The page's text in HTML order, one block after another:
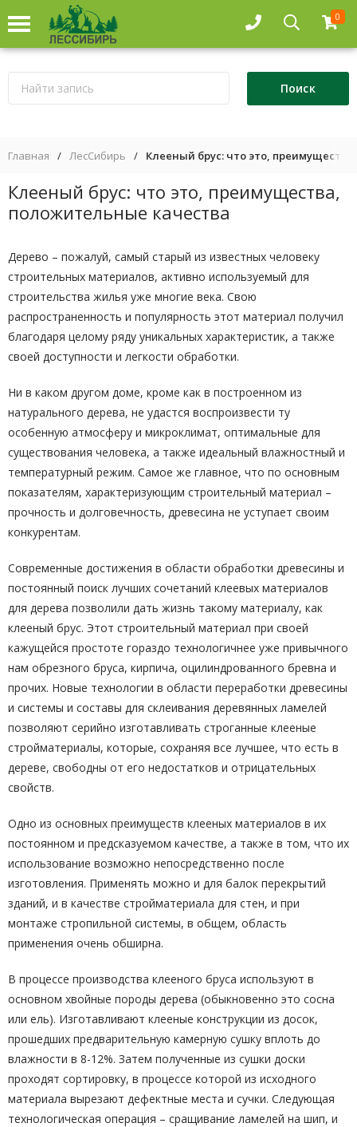
0
Главная / ЛесСибирь / Клееный брус: что это,
Клееный брус: что это, преимущества,
положительные качества
Дерево – пожалуй, самый старый из известных человеку
строительных материалов, активно используемый для
строительства жилья уже многие века. Свою
распространенность и популярность этот материал получил
благодаря целому ряду уникальных характеристик, а также
своей доступности и легкости обработки.
Ни в каком другом доме, кроме как в построенном из
натурального дерева, не удастся воспроизвести ту
особенную атмосферу и микроклимат, оптимальные для
существования человека, а также идеальный влажностный и
температурный режим. Самое же главное, что по основным
показателям, характеризующим строительный материал –
прочность и долговечность, древесина не уступает своим
конкурентам.
Современные достижения в области обработки древесины и
постоянный поиск лучших сочетаний клеевых материалов
для дерева позволили дать жизнь такому материалу, как
клееный брус. Этот строительный материал при своей
кажущейся простоте гораздо технологичнее уже привычного
нам обрезного бруса, кирпича, оцилиндрованного бревна и
прочих. Новые технологии в области переработки древесины
и системы и составы для склеивания деревянных ламелей
позволяют серийно изготавливать строганные клееные
стройматериалы, которые, сохраняя все лучшее, что есть в
дереве, свободны от его недостатков и отрицательных
свойств.
Одно из основных преимуществ клееных материалов в их
постоянном и предсказуемом качестве, а также в том, что их
использование возможно непосредственно после
изготовления. Применять можно и для балок перекрытий
зданий, и в качестве стройматериала для стен, и при
монтаже стропильной системы, в общем, область
применения очень обширна.
В процессе производства клееного бруса используют в
основном хвойные породы дерева (обыкновенно это сосна
или ель). Изготавливают клееные конструкции из досок,
прошедших предварительную камерную сушку вплоть до
влажности в 8-12%. Затем полученные из сушки доски
проходят сортировку, в процессе которой из исходного
материала вырезают дефектные места и сучки. Следующая
технологическая операция – сращивание ламелей на шип, и